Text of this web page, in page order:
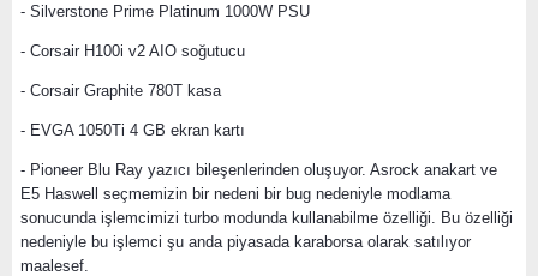
- Silverstone Prime Platinum 1000W PSU
- Corsair H100i v2 AIO soğutucu
- Corsair Graphite 780T kasa
- EVGA 1050Ti 4 GB ekran kartı
- Pioneer Blu Ray yazıcı bileşenlerinden oluşuyor. Asrock anakart ve
E5 Haswell seçmemizin bir nedeni bir bug nedeniyle modlama
sonucunda işlemcimizi turbo modunda kullanabilme özelliği. Bu özelliği
nedeniyle bu işlemci şu anda piyasada karaborsa olarak satılıyor
maalesef.